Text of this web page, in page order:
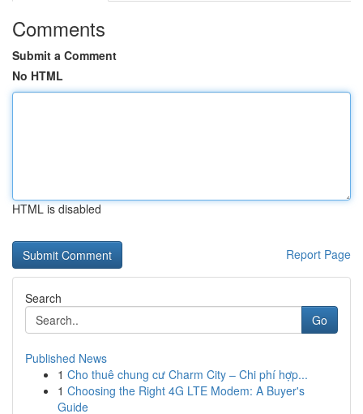
Comments
Submit a Comment
No HTML
HTML is disabled
Report Page
Search
Go
Published News
1 Cho thuê chung cư Charm City – Chi phí hợp...
1 Choosing the Right 4G LTE Modem: A Buyer's
Guide